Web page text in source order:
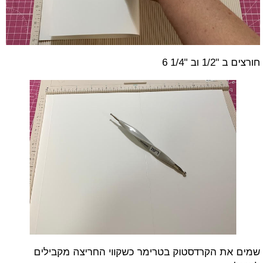
חורצים ב "1/2 וב "1/4 6
שמים את הקרדסטוק בטרימר כשקווי החריצה מקבילים